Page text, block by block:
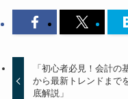
「初心者必見！会計の
から最新トレンドまで
底解説」